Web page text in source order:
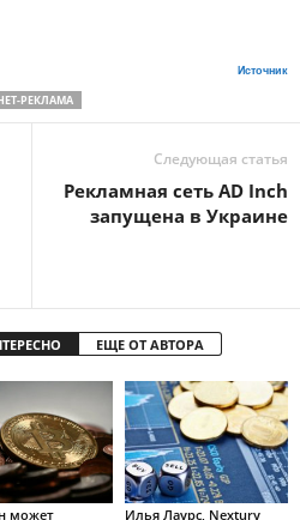
Источник
РЕКЛАМА
Следующая статья
Рекламная сеть AD Inch
запущена в Украине
ЕЩЕ ОТ АВТОРА
может
Илья Лаурс, Nextury